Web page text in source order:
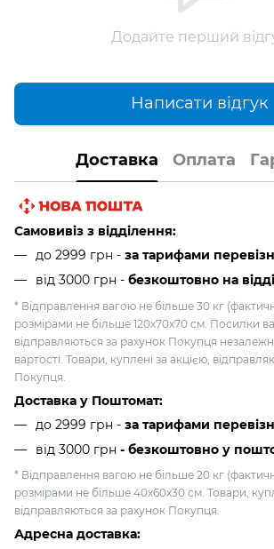
Додайте перший
Написати відгук
Доставка Оплата
Самовивіз з відділення:
до 2999 грн - за тарифами
від 3000 грн - безкоштовно на
* Відправлення вагою не більше 30 кг
розмірами не більше 120х70х70 см. Посилки
відправляються за рахунок Покупця
вартості. Товари, куплені за акцією,
Покупця.
Доставка у Поштомат:
до 2999 грн - за тарифами
від 3000 грн - безкоштовно у
* Відправлення вагою не більше 20 кг
розмірами не більше 40х60х30 см. Товари,
відправляються за рахунок Покупця.
Адресна доставка: